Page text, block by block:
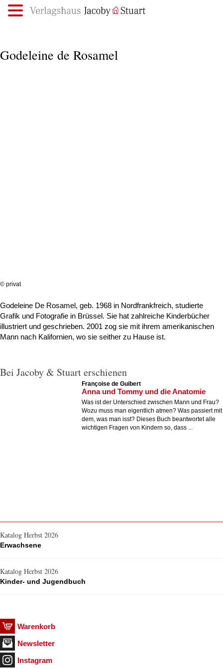
Godeleine de Rosamel
© privat
Godeleine De Rosamel, geb. 1968 in Nordfrankfreich, studierte
Grafik und Fotografie in Brüssel. Sie hat zahlreiche Kinderbücher
illustriert und geschrieben. 2001 zog sie mit ihrem amerikanischen
Mann nach Kalifornien, wo sie seither zu Hause ist.
Bei Jacoby & Stuart erschienen
Françoise de Guibert
Anna und Tommy und die Anatomie
Was ist der Unterschied zwischen Mann und Frau?
Wozu muss man eigentlich atmen? Was passiert mit
dem, was man isst? Dieses Buch beantwortet alle
wichtigen Fragen von Kindern so, dass ...
Katalog Herbst 2026
Erwachsene
Katalog Herbst 2026
Kinder- und Jugendbuch
Warenkorb
Newsletter
Instagram